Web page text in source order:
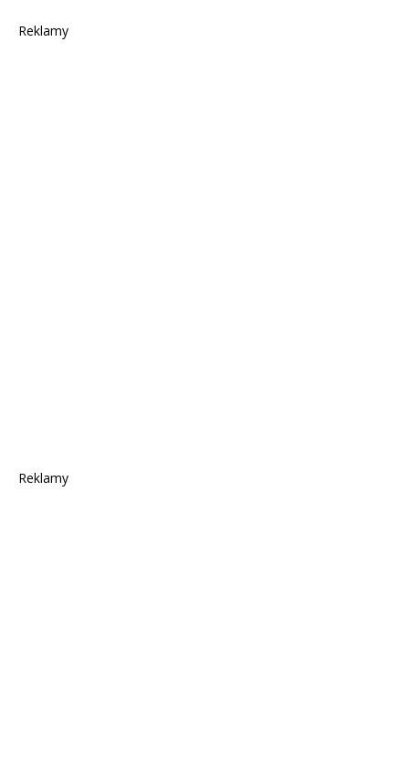
Reklamy
Reklamy